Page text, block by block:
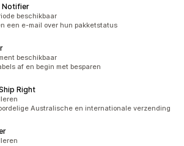
Notifier
beschikbaar
een e-mail over hun pakketstatus
beschikbaar
af en begin met besparen
Right
Australische en internationale verzending